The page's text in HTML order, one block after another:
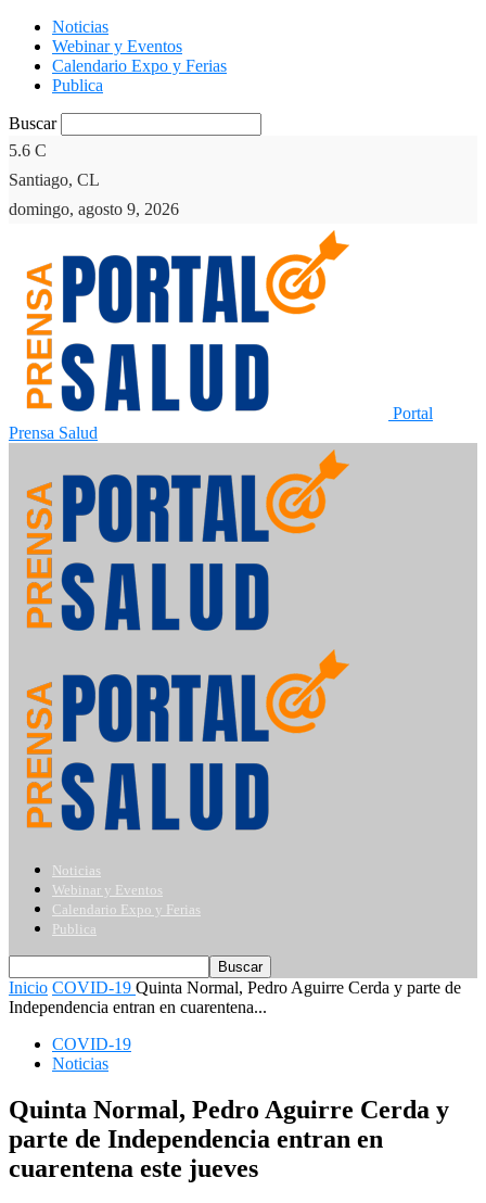
Noticias
Webinar y Eventos
Calendario Expo y Ferias
Publica
Buscar
5.6 C
Santiago, CL
domingo, agosto 9, 2026
Portal
Prensa Salud
Noticias
Webinar y Eventos
Calendario Expo y Ferias
Publica
Inicio COVID-19 Quinta Normal, Pedro Aguirre Cerda y parte de
Independencia entran en cuarentena...
COVID-19
Noticias
Quinta Normal, Pedro Aguirre Cerda y
parte de Independencia entran en
cuarentena este jueves